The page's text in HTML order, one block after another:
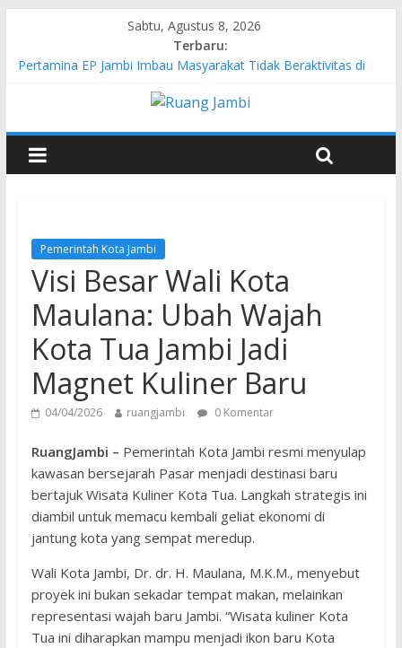
Sabtu, Agustus 8, 2026
Terbaru:
Pertamina EP Jambi Imbau Masyarakat Tidak Beraktivitas di
Kasus Brigadir EWS: 4 Anggota Polisi Tersangka Resmi
Hj. Hesti Haris Dorong Lahirnya Wirausaha Muda Melalui
Pelatihan Batik Kontemporer PKW
Perguruan Tinggi ke-16 se-Indonesia di UNJA
Pemerintah Kota Jambi
Visi Besar Wali Kota
Maulana: Ubah Wajah
Kota Tua Jambi Jadi
Magnet Kuliner Baru
04/04/2026 ruangjambi 0 Komentar
RuangJambi – Pemerintah Kota Jambi resmi menyulap
kawasan bersejarah Pasar menjadi destinasi baru
bertajuk Wisata Kuliner Kota Tua. Langkah strategis ini
diambil untuk memacu kembali geliat ekonomi di
jantung kota yang sempat meredup.
​Wali Kota Jambi, Dr. dr. H. Maulana, M.K.M., menyebut
proyek ini bukan sekadar tempat makan, melainkan
representasi wajah baru Jambi. “Wisata kuliner Kota
Tua ini diharapkan mampu menjadi ikon baru Kota